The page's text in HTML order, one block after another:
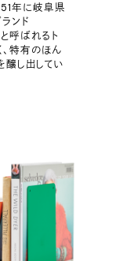
年に岐阜県
ンド
呼ばれるト
特有のほん
醸し出してい